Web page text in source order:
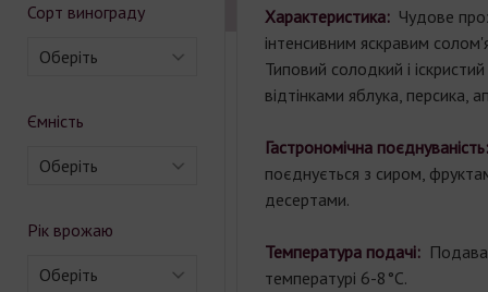
Сорт винограду
Оберіть
Ємність
Оберіть
Рік врожаю
Оберіть
Характеристика: Чудове
інтенсивним яскравим
Типовий солодкий і
відтінками яблука, персика,
Гастрономічна
поєднується з сиром,
десертами.
Температура подачі:
температурі 6-8°С.